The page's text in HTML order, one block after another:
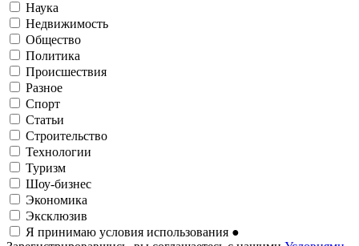
Наука
Недвижимость
Общество
Политика
Происшествия
Разное
Спорт
Статьи
Строительство
Технологии
Туризм
Шоу-бизнес
Экономика
Эксклюзив
Я принимаю условия использования ●